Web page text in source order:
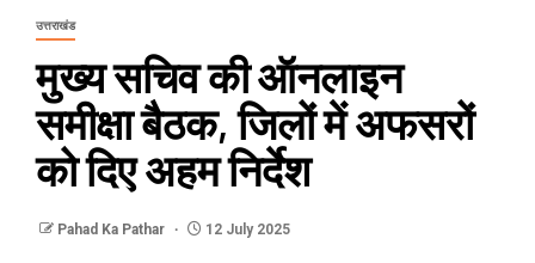
उत्तराखंड
मुख्य सचिव की ऑनलाइन
समीक्षा बैठक, जिलों में अफसरों
को दिए अहम निर्देश
Pahad Ka Pathar 12 July 2025